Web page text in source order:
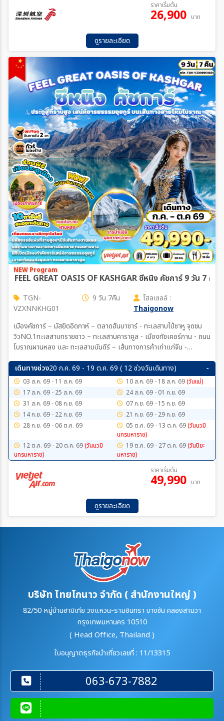
ราคาเริ่มต้น
26,900 บาท
ดูรายละเอียด
FEEL GREAT OASIS OF KASHGAR ซีหนิง คัชการ์ 9 วัน 7 คืน
NEW Program
TGN-
VZXNNKHG01
9 วัน 7คืน
โฮลเซลล์ :
Thaigonow
เมืองคัชการ์ – มัสยิดอิดกาห์ – ตลาดฮันบาซาร์ - ทะเลสาบไป๋ซาหู จุดชม
วิวNO.1ทะเลสาบทรายขาว – ทะเลสาบคาราคูล - เมืองทัชเคอร์กาน - ถนน
โบราณผานหลง และ ทะเลสาบบันดีร์ – เส้นทางการค้าเก่าแก่จีน -
เมืองเก่าคัชการ์(ชมพิธีเปิดเมือง) – ถนนงานหัตถกรรม – โรงน้ำชาเก่าแก่
อายุร้อยปี – ถนนภาพวาดน้ำมัน – ถนนสายรุ้ง - ชุมชนบ้านดินโบราณบนที่
สูง – ตลาดค้าปศุสัตว์คัชการ์ – เมืองซีหนิง - ตลาดกลางคืนมั่วเจีย -
มัสยิดหนานกวน – มัสยิดตงกวน(ชมบริเวณภายนอก) – ถนนคนเดินเซี่ย
หนานกวน – ถนนคนเดินลี่เหมิง
เดินทางช่วง20 ก.ค. 69 - 19 ต.ค. 69 ( 12 ช่วงวันเดินทาง)
03 ส.ค. 69 - 11 ส.ค. 69 10 ส.ค. 69 - 18 ส.ค. 69(วันแม่)
17 ส.ค. 69 - 25 ส.ค. 69
24 ส.ค. 69 - 01 ก.ย. 69
31 ส.ค. 69 - 08 ก.ย. 69
07 ก.ย. 69 - 15 ก.ย. 69
14 ก.ย. 69 - 22 ก.ย. 69
21 ก.ย. 69 - 29 ก.ย. 69
28 ก.ย. 69 - 06 ต.ค. 69
05 ต.ค. 69 - 13 ต.ค. 69(วันนวมิ
นทรมหาราช)
12 ต.ค. 69 - 20 ต.ค. 69(วันนวมิ
นทรมหาราช)
19 ต.ค. 69 - 27 ต.ค. 69(วันปิยะ
มหาราช)
ราคาเริ่มต้น
49,990 บาท
ดูรายละเอียด
บริษัท ไทยโกนาว จำกัด ( สำนักงานใหญ่ )
82/50 หมู่บ้านฮาบิเทีย วงแหวน-รามอินทรา บางชัน คลองสามวา
กรุงเทพมหานคร 10510
( Head Office, Thailand )
ใบอนุญาตธุรกิจนำเที่ยวเลขที่ : 11/13315
063-673-7882